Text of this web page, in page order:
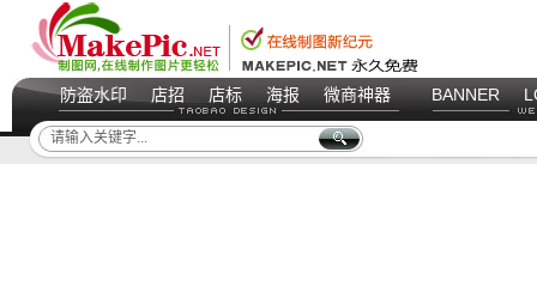
防盗水印 店招 店标 海报 微商神器 BANNER